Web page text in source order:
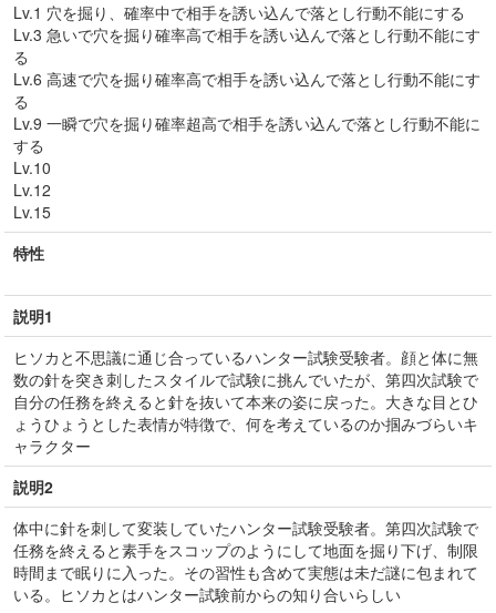
Lv.1 穴を掘り、確率中で相手を誘い込んで落とし行動不能にする
Lv.3 急いで穴を掘り確率高で相手を誘い込んで落とし行動不能にす
る
Lv.6 高速で穴を掘り確率高で相手を誘い込んで落とし行動不能にす
る
Lv.9 一瞬で穴を掘り確率超高で相手を誘い込んで落とし行動不能に
する
Lv.10
Lv.12
Lv.15
特性
説明1
ヒソカと不思議に通じ合っているハンター試験受験者。顔と体に無
数の針を突き刺したスタイルで試験に挑んでいたが、第四次試験で
自分の任務を終えると針を抜いて本来の姿に戻った。大きな目とひ
ょうひょうとした表情が特徴で、何を考えているのか掴みづらいキ
ャラクター
説明2
体中に針を刺して変装していたハンター試験受験者。第四次試験で
任務を終えると素手をスコップのようにして地面を掘り下げ、制限
時間まで眠りに入った。その習性も含めて実態は未だ謎に包まれて
いる。ヒソカとはハンター試験前からの知り合いらしい